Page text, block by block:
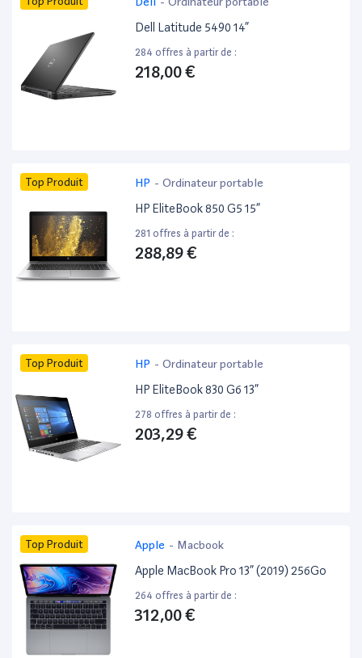
Dell Latitude 5490 14”
284 offres à partir de :
218,00 €
Top Produit HP - Ordinateur portable
HP EliteBook 850 G5 15”
281 offres à partir de :
288,89 €
Top Produit HP - Ordinateur portable
HP EliteBook 830 G6 13”
278 offres à partir de :
203,29 €
Top Produit Apple - Macbook
Apple MacBook Pro 13” (2019) 256Go
264 offres à partir de :
312,00 €